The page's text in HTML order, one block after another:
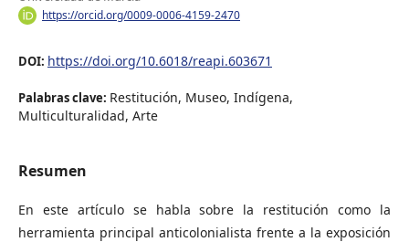
https://orcid.org/0009-0006-4159-2470
DOI: https://doi.org/10.6018/reapi.603671
Palabras clave: Restitución, Museo, Indígena,
Multiculturalidad, Arte
Resumen
En este artículo se habla sobre la restitución como la
herramienta principal anticolonialista frente a la exposición